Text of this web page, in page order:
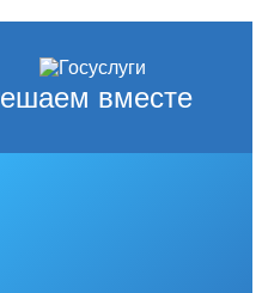
вместе